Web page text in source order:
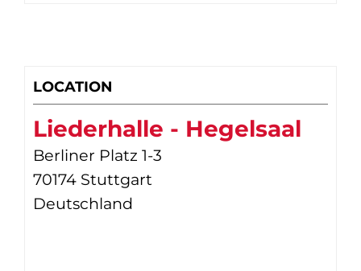
LOCATION
Liederhalle - Hegelsaal
Berliner Platz 1-3
70174 Stuttgart
Deutschland